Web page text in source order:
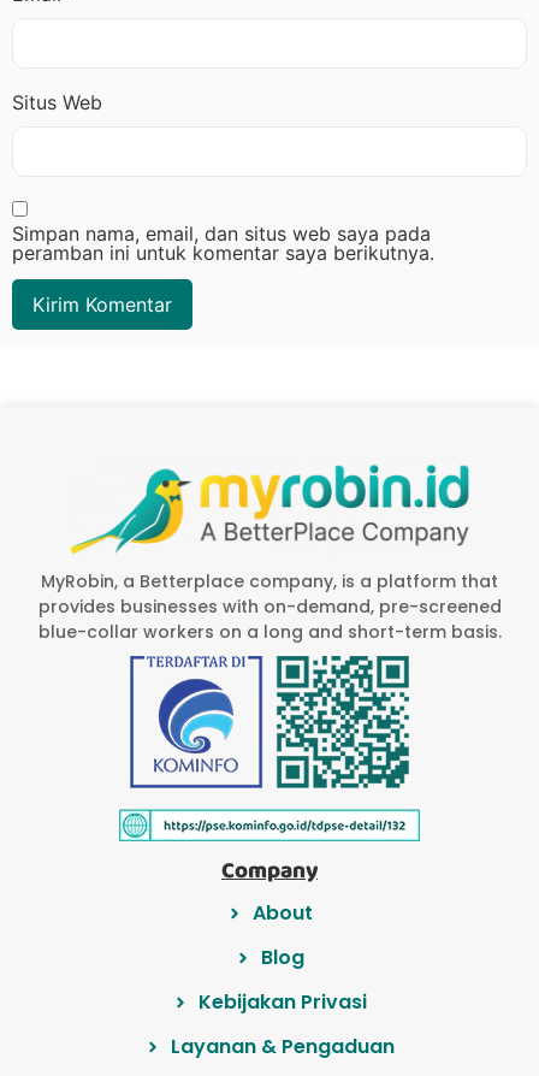
Situs Web
Simpan nama, email, dan situs web saya pada
peramban ini untuk komentar saya berikutnya.
MyRobin, a Betterplace company, is a platform that
provides businesses with on-demand, pre-screened
blue-collar workers on a long and short-term basis.
Company
About
Blog
Kebijakan Privasi
Layanan & Pengaduan